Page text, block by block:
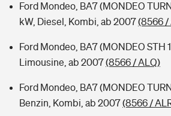
Ford Mondeo, BA7 (MONDEO
kW, Diesel, Kombi, ab 2007(8566 /
Ford Mondeo, BA7 (MONDEO STH
Limousine, ab 2007(8566 / ALQ)
Ford Mondeo, BA7 (MONDEO
Benzin, Kombi, ab 2007(8566 /